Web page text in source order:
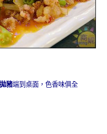
豬端到桌面，色香味俱全